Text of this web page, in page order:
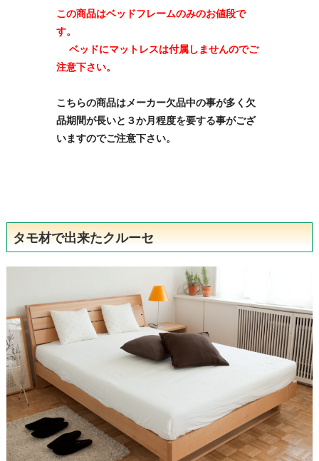
この商品はベッドフレームのみのお値段で
す。
ベッドにマットレスは付属しませんのでご
注意下さい。
こちらの商品はメーカー欠品中の事が多く欠
品期間が長いと３か月程度を要する事がござ
いますのでご注意下さい。
タモ材で出来たクルーセ